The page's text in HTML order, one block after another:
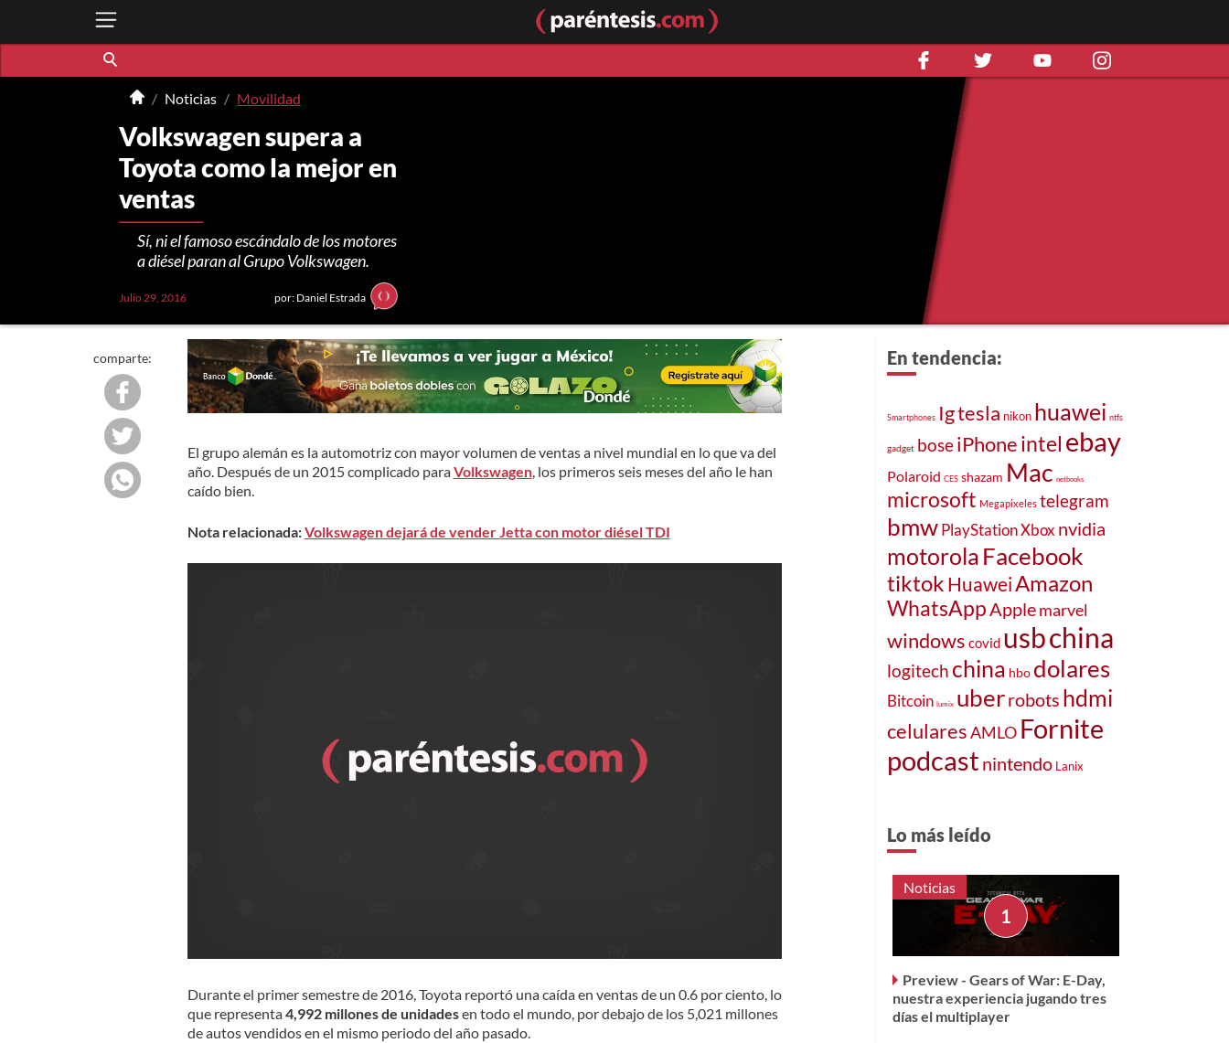
Noticias Movilidad
Volkswagen supera a
Toyota como la mejor en
ventas
Sí, ni el famoso escándalo de los motores
a diésel paran al Grupo Volkswagen.
Julio 29, 2016 por: Daniel Estrada
comparte:
El grupo alemán es la automotriz con mayor volumen de ventas a nivel mundial en lo que va del
año. Después de un 2015 complicado paraVolkswagen, los primeros seis meses del año le han
caído bien.
Nota relacionada:Volkswagen dejará de vender Jetta con motor diésel TDI
Durante el primer semestre de 2016, Toyota reportó una caída en ventas de un 0.6 por ciento, lo
que representa4,992 millones de unidadesen todo el mundo, por debajo de los 5,021 millones
de autos vendidos en el mismo periodo del año pasado.
En tendencia:
Smartphones Igtesla nikon huawei ntfs
gadget boseiPhoneintel ebay
Polaroid CES shazam Mac netbooks
microsoft Megapixeles telegram
bmwPlayStationXbox nvidia
motorola Facebook
tiktok HuaweiAmazon
WhatsAppApplemarvel
windows covid usbchina
logitech china hbo dolares
Bitcoin lumix uberrobots hdmi
celularesAMLO Fornite
podcast nintendo Lanix
Lo más leído
Noticias
Preview - Gears of War: E-Day,
nuestra experiencia jugando tres
días el multiplayer